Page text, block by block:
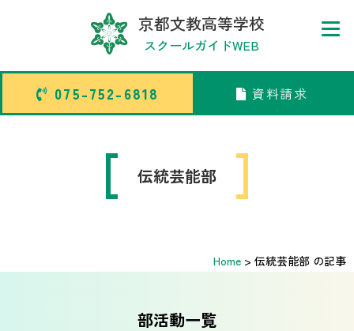
075-752-6818 資料請求
卒業生メッセージ
京都文教高等学校
スクールガイドWEB
075-752-6818 資料請求
伝統芸能部
Home > 伝統芸能部 の記事
部活動一覧